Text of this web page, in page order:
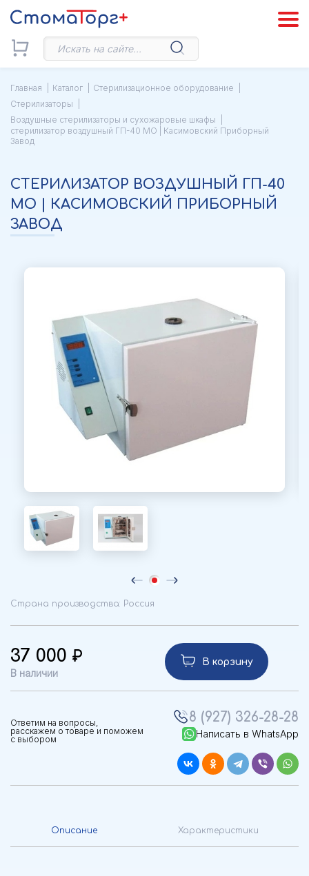
Главная Каталог
Стерилизационное оборудование
Стерилизаторы
Воздушные стерилизаторы и сухожаровые шкафы
стерилизатор воздушный ГП-40 МО | Касимовский Приборный
Завод
СТЕРИЛИЗАТОР ВОЗДУШНЫЙ ГП-40
МО | КАСИМОВСКИЙ ПРИБОРНЫЙ
ЗАВОД
Страна производства: Россия
37 000
В наличии
В корзину
Ответим на вопросы,
расскажем о товаре и поможем
с выбором
8 (927) 326-28-28
Написать в WhatsApp
Описание Характеристики